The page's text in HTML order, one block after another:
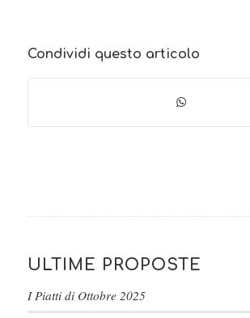
Condividi questo articolo
ULTIME PROPOSTE
I Piatti di Ottobre 2025